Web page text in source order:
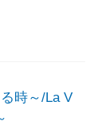
時～/La V